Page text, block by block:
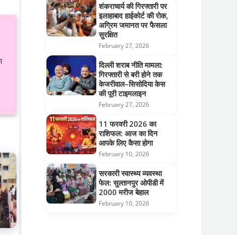
शंकराचार्य की गिरफ्तारी पर
इलाहाबाद हाईकोर्ट की रोक,
अग्रिम जमानत पर फैसला
सुरक्षित
February 27, 2026
दिल्ली शराब नीति मामला:
गिरफ्तारी से बरी होने तक
केजरीवाल–सिसोदिया केस
की पूरी टाइमलाइन
February 27, 2026
11 फरवरी 2026 का
राशिफल: आज का दिन
आपके लिए कैसा होगा
February 10, 2026
सरकारी स्वास्थ्य व्यवस्था
फेल: सुल्तानपुर ओपीडी में
2000 मरीज बेहाल
February 10, 2026